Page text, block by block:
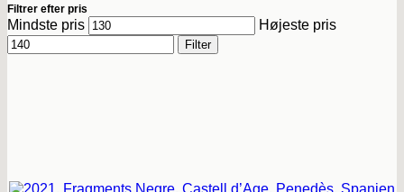
Filtrer efter pris
Mindste pris Højeste pris
Filter